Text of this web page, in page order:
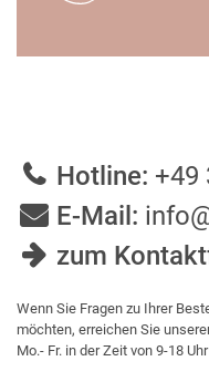
Hotline: +49
E-Mail:
zum
Wenn Sie Fragen zu Ihrer
möchten, erreichen Sie
Mo.- Fr. in der Zeit von 9-18